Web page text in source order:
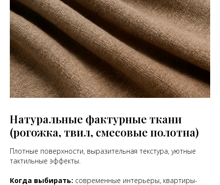
Натуральные фактурные ткани
(рогожка, твил, смесовые полотна)
Плотные поверхности, выразительная текстура, уютные
тактильные эффекты.
Когда выбирать: современные интерьеры, квартиры-